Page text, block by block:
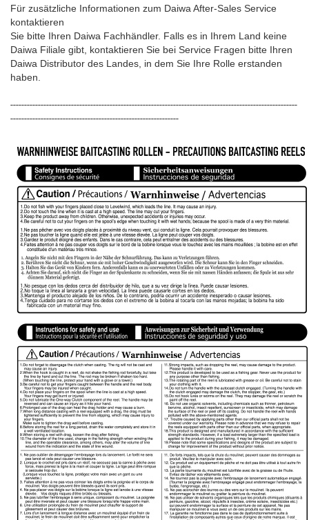
Für zusätzliche Informationen zum Daiwa After-Sales Service
kontaktieren
Sie bitte Ihren Daiwa Fachhändler. Falls es in Ihrem Land keine
Daiwa Filiale gibt, kontaktieren Sie bei Service Fragen bitte Ihren
Daiwa Distributor des Landes, in dem Sie Ihre Rolle erstanden
haben.
--------------------------------------------------------------------------------------------------------
-------------------------------------------------------------